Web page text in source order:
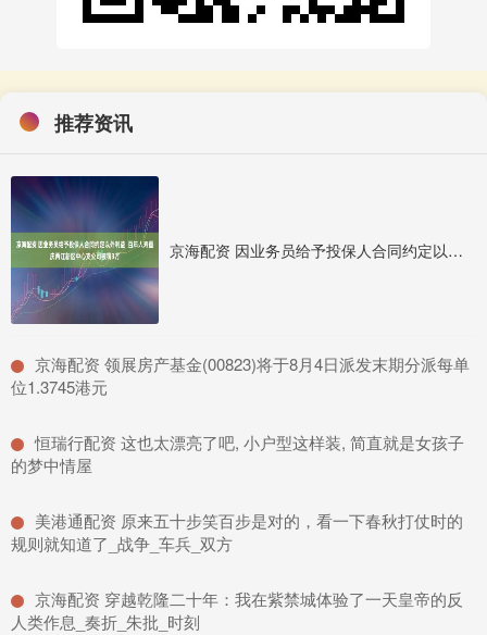
推荐资讯
京海配资 因业务员给予投保人合同约定以外利益 百年人寿重庆两江新区中心支公司被罚3万
​京海配资 领展房产基金(00823)将于8月4日派发末期分派每单
位1.3745港元
​恒瑞行配资 这也太漂亮了吧, 小户型这样装, 简直就是女孩子
的梦中情屋
​美港通配资 原来五十步笑百步是对的，看一下春秋打仗时的
规则就知道了_战争_车兵_双方
​京海配资 穿越乾隆二十年：我在紫禁城体验了一天皇帝的反
人类作息_奏折_朱批_时刻